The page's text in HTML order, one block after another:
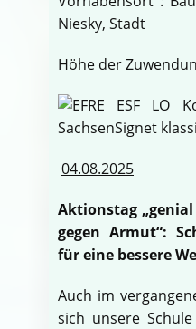
Niesky, Stadt
Höhe der
04.08.2025
Aktionstag
gegen Armut“:
für eine bessere
Auch im
sich unsere